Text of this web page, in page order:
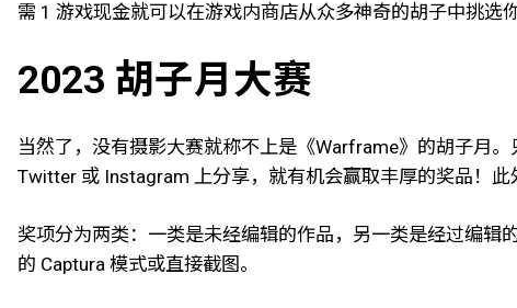
需 1 游戏现金就可以在游戏内商店从众多神奇的胡子中挑选
2023 胡子月大赛
当然了，没有摄影大赛就称不上是《Warframe》的胡子月
Twitter 或 Instagram 上分享，就有机会赢取丰厚的奖品！此
奖项分为两类：一类是未经编辑的作品，另一类是经过编辑
的 Captura 模式或直接截图。